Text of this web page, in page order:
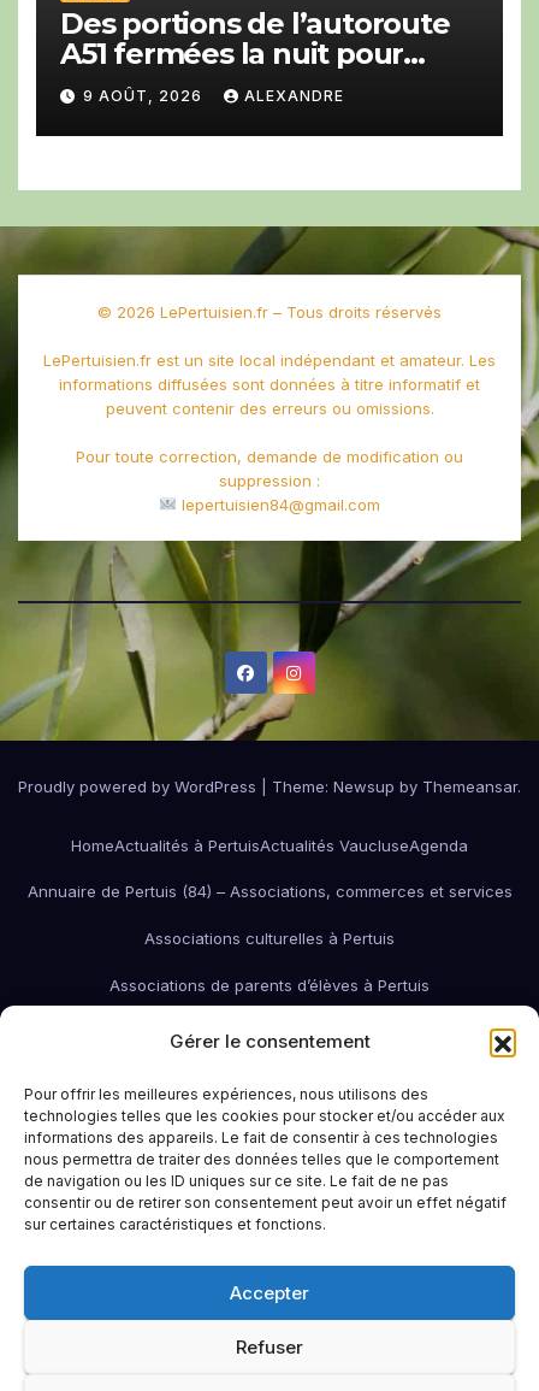
Gérer le consentement
Pour offrir les meilleures expériences, nous utilisons des
technologies telles que les cookies pour stocker et/ou accéder aux
informations des appareils. Le fait de consentir à ces technologies
nous permettra de traiter des données telles que le comportement
de navigation ou les ID uniques sur ce site. Le fait de ne pas
consentir ou de retirer son consentement peut avoir un effet négatif
sur certaines caractéristiques et fonctions.
Accepter
Refuser
Des portions de l’autoroute
A51 fermées la nuit pour
travaux en direction de Gap
et d’Aix-en-Provence
9 AOÛT, 2026 ALEXANDRE
© 2026 LePertuisien.fr – Tous droits réservés
LePertuisien.fr est un site local indépendant et amateur. Les
informations diffusées sont données à titre informatif et
peuvent contenir des erreurs ou omissions.
Pour toute correction, demande de modification ou
suppression :
lepertuisien84@gmail.com
Proudly powered by WordPress Theme: Newsup by Themeansar.
HomeActualités à PertuisActualités VaucluseAgenda
Annuaire de Pertuis (84) – Associations, commerces et services
Associations culturelles à Pertuis
Associations de parents d’élèves à Pertuis
Associations de quartier à Pertuis
associations économiques Pertuis
Associations humanitaires et sociales Associations patriotiques
Associations petite enfanceAssociations sportives de Pertuis
Bars à Pertuis: où sortir et boire un verreContactEmploi
Portail famille Pertuis